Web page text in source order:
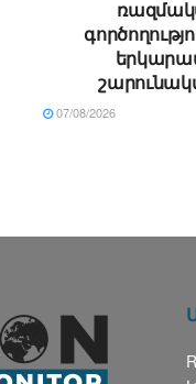
07/08/2026